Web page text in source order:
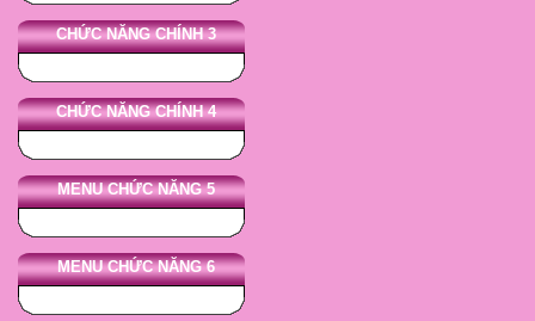
CHỨC NĂNG CHÍNH 3
CHỨC NĂNG CHÍNH 4
MENU CHỨC NĂNG 5
MENU CHỨC NĂNG 6